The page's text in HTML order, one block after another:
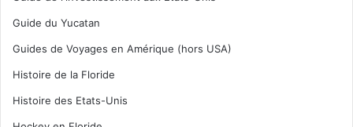
Guide du Yucatan
Guides de Voyages en Amérique (hors USA)
Histoire de la Floride
Histoire des Etats-Unis